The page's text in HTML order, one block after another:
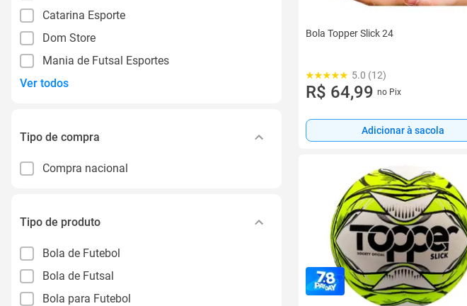
Catarina Esporte
Dom Store
Mania de Futsal Esportes
Ver todos
Tipo de compra
Compra nacional
Tipo de produto
Bola de Futebol
Bola de Futsal
Bola para Futebol
Bola Topper Slick 24
5.0 (12)
R$ 64,99 no Pix
Adicionar à sacola